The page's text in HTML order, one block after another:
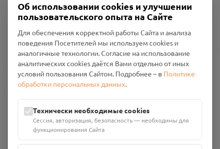
Политика конфиденциальности
Промо-материалы
Настройки cookies
Общество с ограниченной ответственностью «Смоленский
Проект Помним»
ИНН: 6700029207 ОГРН: 1256700001986
Юридический адрес: 216790, Смоленская область, р-н
Руднянский, г. Рудня, улица Западная, д. 26А, пом. 18
Номер счёта: 40702810901130004287 в АО "АЛЬФА-БАНК"
Об использовании cookies и улучшении
пользовательского опыта на Сайте
Для обеспечения корректной работы Сайта и анализа
поведения Посетителей мы используем cookies и
аналогичные технологии. Согласие на использование
аналитических cookies даётся Вами отдельно от иных
условий пользования Сайтом. Подробнее – в Политике
обработки персональных данных.
Технически необходимые cookies
Сессия, авторизация, безопасность — необходимы для
функционирования Сайта